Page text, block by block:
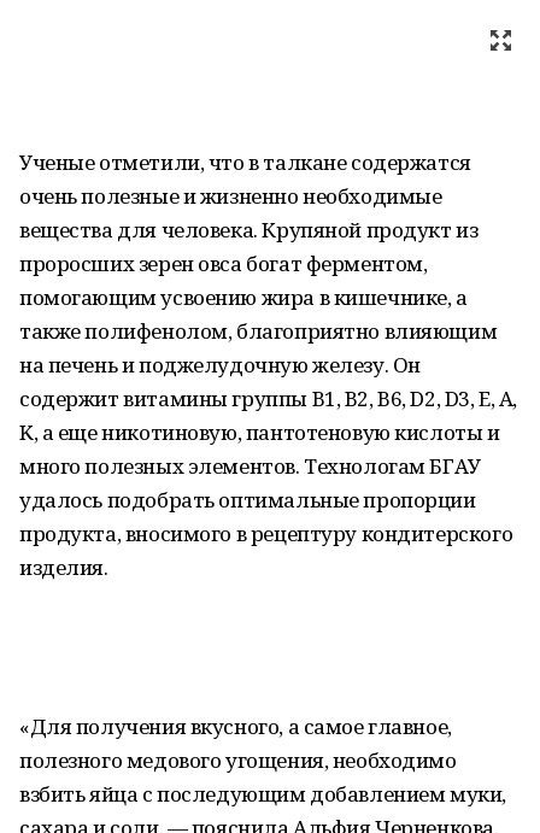
Ученые отметили, что в талкане содержатся
очень полезные и жизненно необходимые
вещества для человека. Крупяной продукт из
проросших зерен овса богат ферментом,
помогающим усвоению жира в кишечнике, а
также полифенолом, благоприятно влияющим
на печень и поджелудочную железу. Он
содержит витамины группы B1, B2, B6, D2, D3, E, A,
K, а еще никотиновую, пантотеновую кислоты и
много полезных элементов. Технологам БГАУ
удалось подобрать оптимальные пропорции
продукта, вносимого в рецептуру кондитерского
изделия.
«Для получения вкусного, а самое главное,
полезного медового угощения, необходимо
взбить яйца с последующим добавлением муки,